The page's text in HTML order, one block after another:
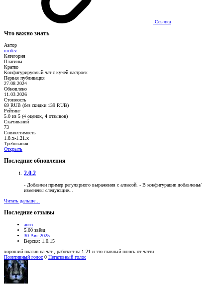
Ссылка
Что важно знать
Автор
mcdev
Категория
Плагины
Кратко
Конфигурируемый чат с кучей настроек
Первая публикация
27.08.2024
Обновлено
11.03.2026
Стоимость
69 RUB (без скидки 139 RUB)
Рейтинг
5.0 из 5 (4 оценок, 4 отзывов)
Скачиваний
73
Совместимость
1.8.x-1.21.x
Требования
Открыть
Последние обновления
2.0.2
- Добавлен пример регулярного выражения с алиасой. - В конфигурации добавлены/
изменены следующие...
Читать дальше...
Последние отзывы
анго
5.00 звёзд
30 Авг 2025
Версия: 1.0.15
хороший плагин на чат , работает на 1.21 и это главный плюсь от чатти
Позитивный голос 0 Негативный голос